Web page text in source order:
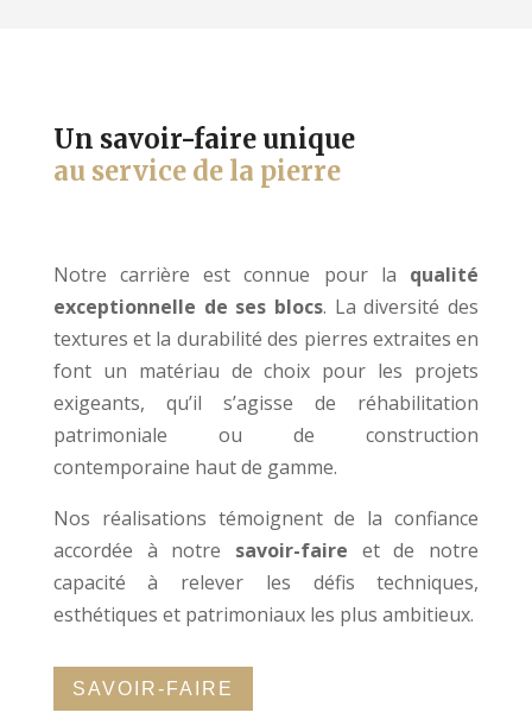
Un savoir-faire unique
au service de la pierre
Notre carrière est connue pour la qualité
exceptionnelle de ses blocs. La diversité des
textures et la durabilité des pierres extraites en
font un matériau de choix pour les projets
exigeants, qu’il s’agisse de réhabilitation
patrimoniale ou de construction
contemporaine haut de gamme.
Nos réalisations témoignent de la confiance
accordée à notre savoir-faire et de notre
capacité à relever les défis techniques,
esthétiques et patrimoniaux les plus ambitieux.
SAVOIR-FAIRE